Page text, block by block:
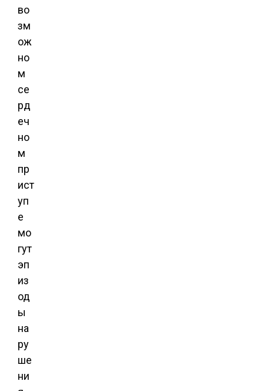
во
зм
ож
но
м
се
рд
еч
но
м
пр
ист
уп
е
мо
гут
эп
из
од
ы
на
ру
ше
ни